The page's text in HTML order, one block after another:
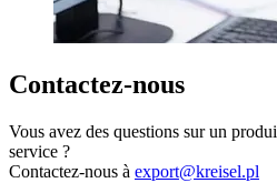
Contactez-nous
Vous avez des questions sur un
service ?
Contactez-nous à export@kreisel.pl